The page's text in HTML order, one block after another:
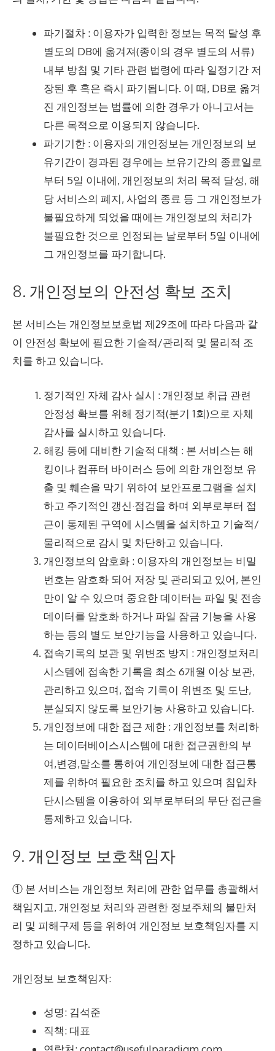
파기절차 : 이용자가 입력한 정보는 목적 달성 후
별도의 DB에 옮겨져(종이의 경우 별도의 서류)
내부 방침 및 기타 관련 법령에 따라 일정기간 저
장된 후 혹은 즉시 파기됩니다. 이 때, DB로 옮겨
진 개인정보는 법률에 의한 경우가 아니고서는
다른 목적으로 이용되지 않습니다.
파기기한 : 이용자의 개인정보는 개인정보의 보
유기간이 경과된 경우에는 보유기간의 종료일로
부터 5일 이내에, 개인정보의 처리 목적 달성, 해
당 서비스의 폐지, 사업의 종료 등 그 개인정보가
불필요하게 되었을 때에는 개인정보의 처리가
불필요한 것으로 인정되는 날로부터 5일 이내에
그 개인정보를 파기합니다.
8. 개인정보의 안전성 확보 조치
본 서비스는 개인정보보호법 제29조에 따라 다음과 같
이 안전성 확보에 필요한 기술적/관리적 및 물리적 조
치를 하고 있습니다.
정기적인 자체 감사 실시 : 개인정보 취급 관련
안정성 확보를 위해 정기적(분기 1회)으로 자체
감사를 실시하고 있습니다.
해킹 등에 대비한 기술적 대책 : 본 서비스는 해
킹이나 컴퓨터 바이러스 등에 의한 개인정보 유
출 및 훼손을 막기 위하여 보안프로그램을 설치
하고 주기적인 갱신·점검을 하며 외부로부터 접
근이 통제된 구역에 시스템을 설치하고 기술적/
물리적으로 감시 및 차단하고 있습니다.
개인정보의 암호화 : 이용자의 개인정보는 비밀
번호는 암호화 되어 저장 및 관리되고 있어, 본인
만이 알 수 있으며 중요한 데이터는 파일 및 전송
데이터를 암호화 하거나 파일 잠금 기능을 사용
하는 등의 별도 보안기능을 사용하고 있습니다.
접속기록의 보관 및 위변조 방지 : 개인정보처리
시스템에 접속한 기록을 최소 6개월 이상 보관,
관리하고 있으며, 접속 기록이 위변조 및 도난,
분실되지 않도록 보안기능 사용하고 있습니다.
개인정보에 대한 접근 제한 : 개인정보를 처리하
는 데이터베이스시스템에 대한 접근권한의 부
여,변경,말소를 통하여 개인정보에 대한 접근통
제를 위하여 필요한 조치를 하고 있으며 침입차
단시스템을 이용하여 외부로부터의 무단 접근을
통제하고 있습니다.
9. 개인정보 보호책임자
① 본 서비스는 개인정보 처리에 관한 업무를 총괄해서
책임지고, 개인정보 처리와 관련한 정보주체의 불만처
리 및 피해구제 등을 위하여 개인정보 보호책임자를 지
정하고 있습니다.
개인정보 보호책임자:
성명: 김석준
직책: 대표